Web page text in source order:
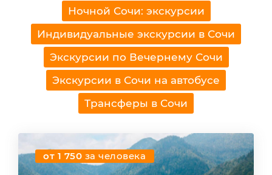
Ночной Сочи: экскурсии
Индивидуальные экскурсии в Сочи
Экскурсии по Вечернему Сочи
Экскурсии в Сочи на автобусе
Трансферы в Сочи
от 1 750 за человека